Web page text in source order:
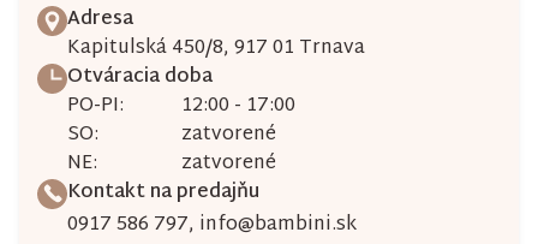
Adresa
Kapitulská 450/8, 917 01 Trnava
Otváracia doba
PO-PI:
12:00 - 17:00
SO:
zatvorené
NE:
zatvorené
Kontakt na predajňu
0917 586 797, info@bambini.sk